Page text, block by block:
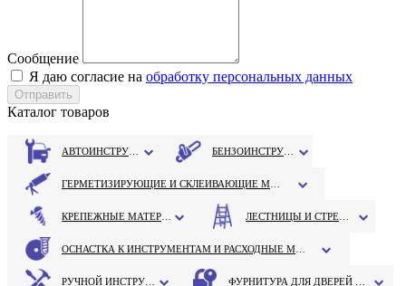
Сообщение
Я даю согласие на обработку персональных данных
Каталог товаров